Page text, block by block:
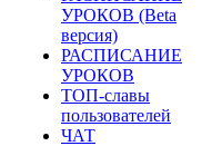
УРОКОВ (Beta
версия)
РАСПИСАНИЕ
УРОКОВ
ТОП-славы
пользователей
ЧАТ